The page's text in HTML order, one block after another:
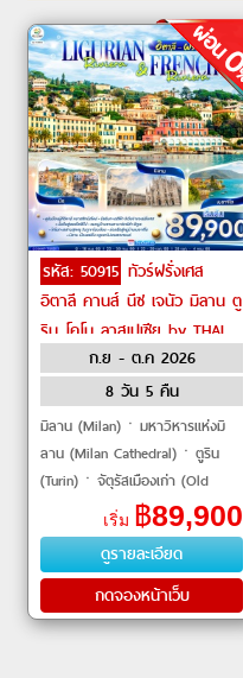
รหัส: 50915 ทัวร์ฝรั่งเศส
อิตาลี คานส์ นีซ เจนัว มิลาน ตู
ริน โคโม ลาสเปเซีย by THAI
Airwaysก.ย - ต.ค 2026
8 วัน 5 คืน
มิลาน (Milan)ㆍมหาวิหารแห่งมิ
ลาน (Milan Cathedral)ㆍตูริน
(Turin)ㆍจัตุรัสเมืองเก่า (Old
Town Square)ㆍม็องตง
(Menton)ㆍนีซ (Nice)ㆍคานส์
(Cannes)ㆍหมู่บ้านเอ�
เริ่ม ฿89,900
ดูรายละเอียด
กดจองหน้าเว็บ